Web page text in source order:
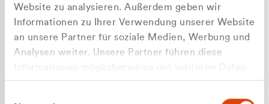
Website zu analysieren. Außerdem geben wir
Informationen zu Ihrer Verwendung unserer Website
an unsere Partner für soziale Medien, Werbung und
Analysen weiter. Unsere Partner führen diese
zusammen, die Sie ihnen bereitgestellt haben oder
Zu welcher Kundengruppe
Apilash Balanesan